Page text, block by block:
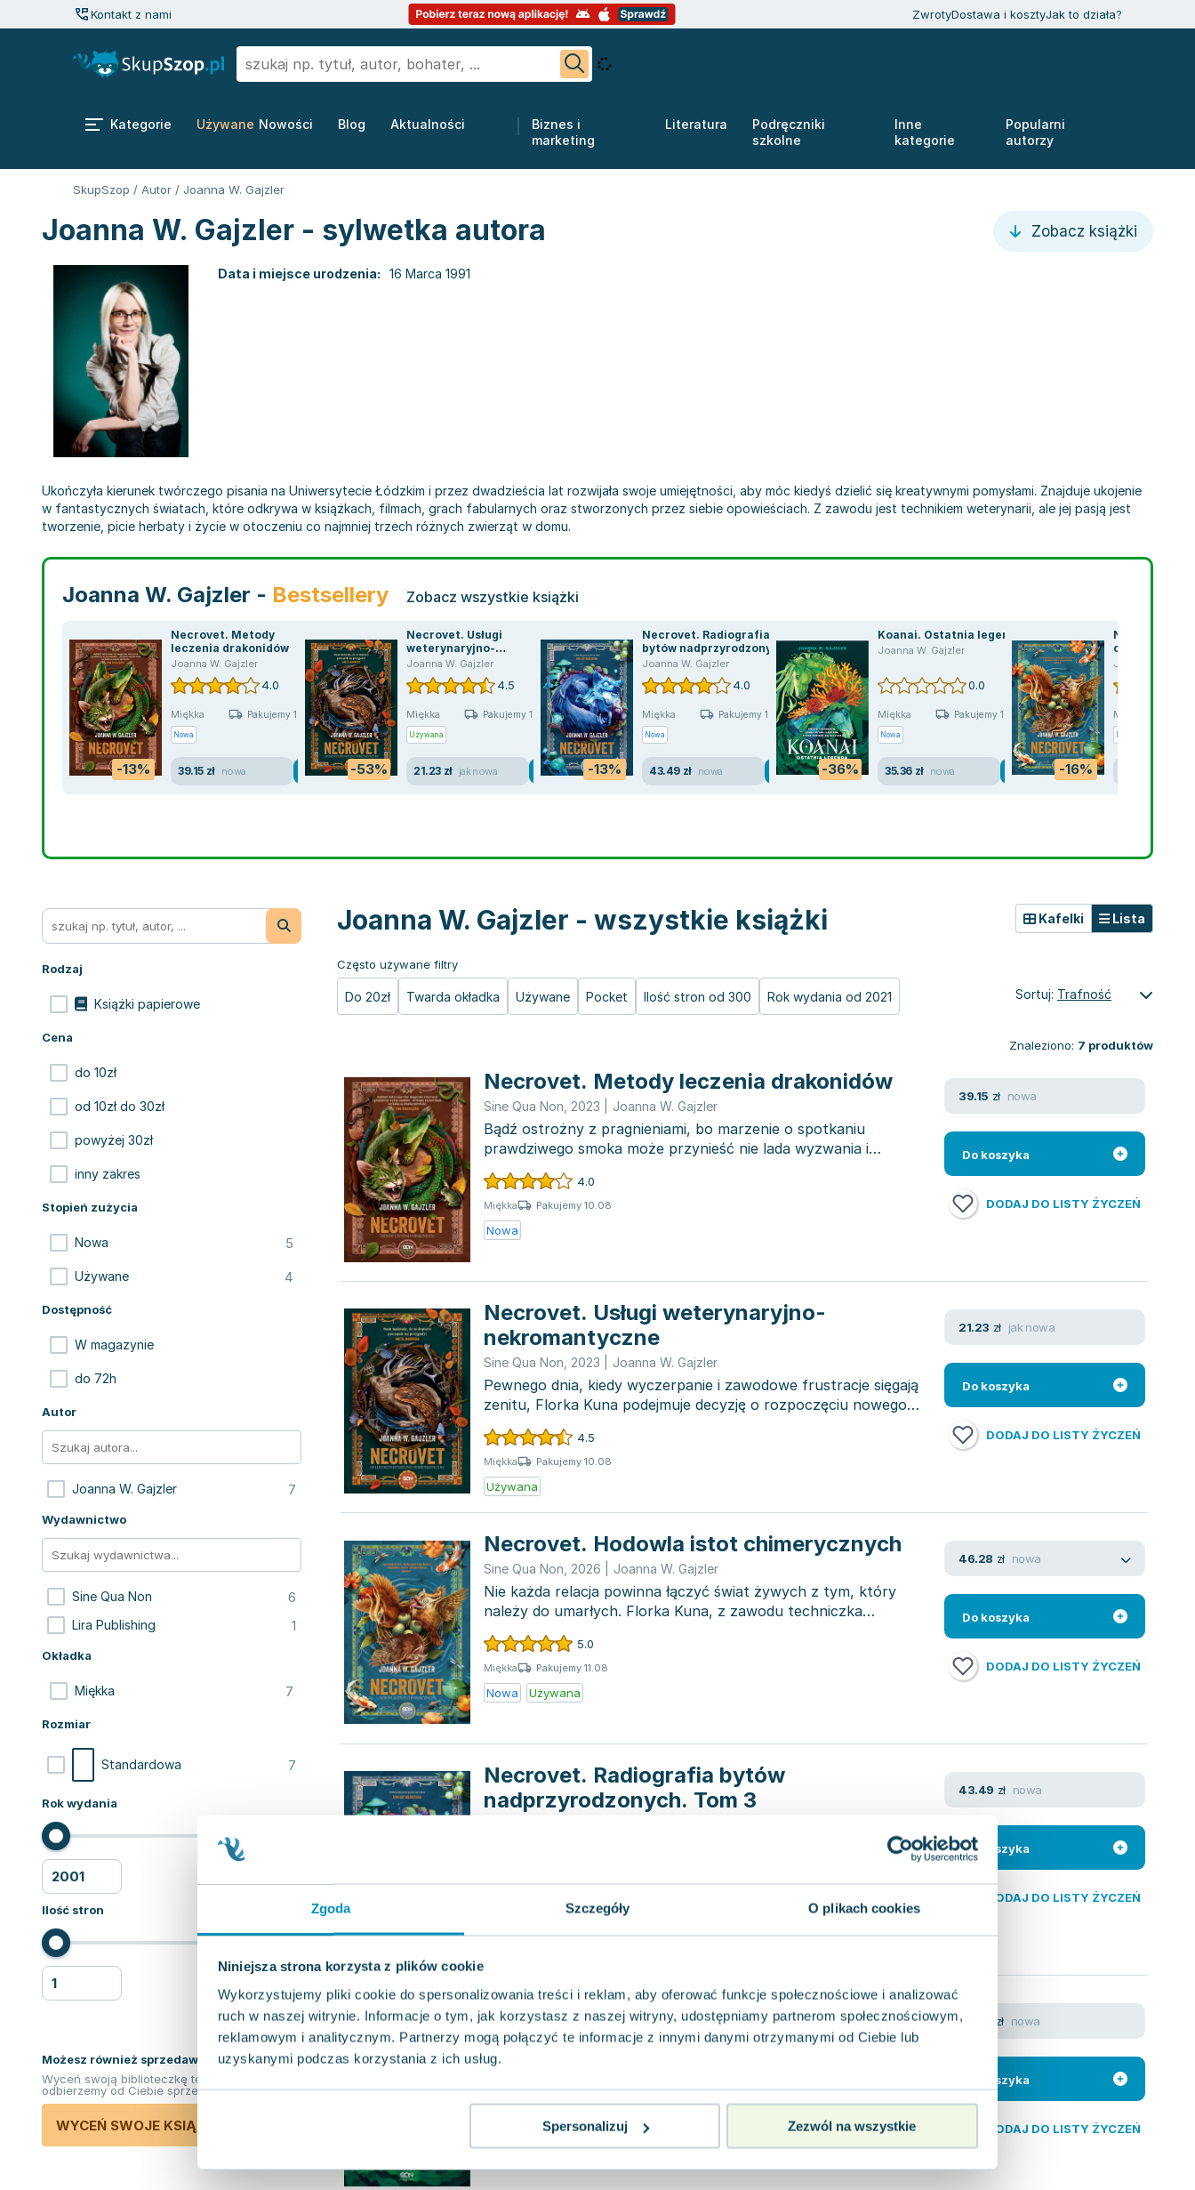
Zgoda Szczegóły O plikach cookies
Niniejsza strona korzysta z plików cookie
Wykorzystujemy pliki cookie do spersonalizowania treści i reklam, aby oferować funkcje społecznościowe i analizować
ruch w naszej witrynie. Informacje o tym, jak korzystasz z naszej witryny, udostępniamy partnerom społecznościowym,
reklamowym i analitycznym. Partnerzy mogą połączyć te informacje z innymi danymi otrzymanymi od Ciebie lub
uzyskanymi podczas korzystania z ich usług.
Spersonalizuj Zezwól na wszystkie
Kontakt z nami ZwrotyDostawa i kosztyJak to działa?
Kategorie Używane Nowości Blog Aktualności
Biznes i
marketing
Literatura
Podręczniki
szkolne
Inne
kategorie
Popularni
autorzy
SkupSzop / Autor / Joanna W. Gajzler
Joanna W. Gajzler - sylwetka autora Zobacz książki
Data i miejsce urodzenia: 16 Marca 1991
Ukończyła kierunek twórczego pisania na Uniwersytecie Łódzkim i przez dwadzieścia lat rozwijała swoje umiejętności, aby móc kiedyś dzielić się kreatywnymi pomysłami. Znajduje ukojenie
w fantastycznych światach, które odkrywa w książkach, filmach, grach fabularnych oraz stworzonych przez siebie opowieściach. Z zawodu jest technikiem weterynarii, ale jej pasją jest
tworzenie, picie herbaty i życie w otoczeniu co najmniej trzech różnych zwierząt w domu.
Joanna W. Gajzler - Bestsellery Zobacz wszystkie książki
-13%
Necrovet. Metody
leczenia drakonidów
Joanna W. Gajzler
4.0
Miękka Pakujemy 10.08
Nowa
39.15 zł nowa -53%
Necrovet. Usługi
weterynaryjno-
nekromantyczne
Joanna W. Gajzler
4.5
Miękka Pakujemy 10.08
Używana
21.23 zł jak nowa -13%
Necrovet. Radiografia
bytów nadprzyrodzonych.
Tom 3
Joanna W. Gajzler
4.0
Miękka Pakujemy 10.08
Nowa
43.49 zł nowa -36%
Koanai. Ostatnia legenda
Joanna W. Gajzler
0.0
Miękka Pakujemy 10.08
Nowa
35.36 zł nowa -16%
Necrovet.
Joanna W.
Miękka
Nowa
Rodzaj
Książki papierowe
Cena
do 10zł
od 10zł do 30zł
powyżej 30zł
inny zakres
Stopień zużycia
Nowa 5
Używane 4
Dostępność
W magazynie
do 72h
Autor
Joanna W. Gajzler 7
Wydawnictwo
Sine Qua Non 6
Lira Publishing 1
Okładka
Miękka 7
Rozmiar
Standardowa 7
Rok wydania
Ilość stron
Możesz również sprzedawać ksiązki!
Wyceń swoją biblioteczkę teraz. Odkupimy i
odbierzemy od Ciebie sprzedane książki.
WYCEŃ SWOJE KSIĄŻKI
Joanna W. Gajzler - wszystkie książki
Często używane filtry
Do 20zł Twarda okładka Używane Pocket Ilość stron od 300 Rok wydania od 2021
Kafelki Lista
Sortuj: Trafność
Znaleziono: 7 produktów
Necrovet. Metody leczenia drakonidów
Sine Qua Non 2023 Joanna W. Gajzler
Bądź ostrożny z pragnieniami, bo marzenie o spotkaniu
prawdziwego smoka może przynieść nie lada wyzwania i
problemy pełne łusek or...
4.0
Miękka Pakujemy 10.08
Nowa
39.15 zł nowa
Do koszyka
DODAJ DO LISTY ŻYCZEŃ
Necrovet. Usługi weterynaryjno-
nekromantyczne
Sine Qua Non 2023 Joanna W. Gajzler
Pewnego dnia, kiedy wyczerpanie i zawodowe frustracje sięgają
zenitu, Florka Kuna podejmuje decyzję o rozpoczęciu nowego
życia w s...
4.5
Miękka Pakujemy 10.08
Używana
21.23 zł jak nowa
Do koszyka
DODAJ DO LISTY ŻYCZEŃ
Necrovet. Hodowla istot chimerycznych
Sine Qua Non 2026 Joanna W. Gajzler
Nie każda relacja powinna łączyć świat żywych z tym, który
należy do umarłych. Florka Kuna, z zawodu techniczka
weterynarii i stud...
5.0
Miękka Pakujemy 11.08
Nowa Używana
46.28 zł nowa
Do koszyka
DODAJ DO LISTY ŻYCZEŃ
Necrovet. Radiografia bytów
nadprzyrodzonych. Tom 3
powracają, by zmierzyć się z nowymi, niezwykłymi wyzwaniami.
W Zrębkach...
43.49 zł nowa
Do koszyka
DODAJ DO LISTY ŻYCZEŃ
Koanai. Ostatnia legenda
Sine Qua Non,2025| Joanna W. Gajzler
Zapraszam na Tia Nari, wyspę ulokowaną na grzbiecie
odrobinę szaleństwa, by...
0.0
Pakujemy 10.08
35.36 zł nowa
Do koszyka
DODAJ DO LISTY ŻYCZEŃ